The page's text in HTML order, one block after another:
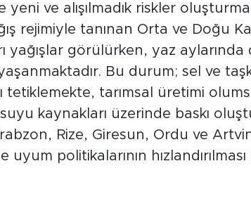
yeni ve alışılmadık riskler
rejimiyle tanınan Orta ve Doğu
yağışlar görülürken, yaz
Bu durum; sel ve
tetiklemekte, tarımsal üretimi
kaynakları üzerinde baskı
Rize, Giresun, Ordu ve
uyum politikalarının